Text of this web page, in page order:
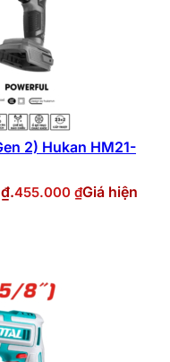
2) Hukan HM21-
455.000 ₫Giá hiện